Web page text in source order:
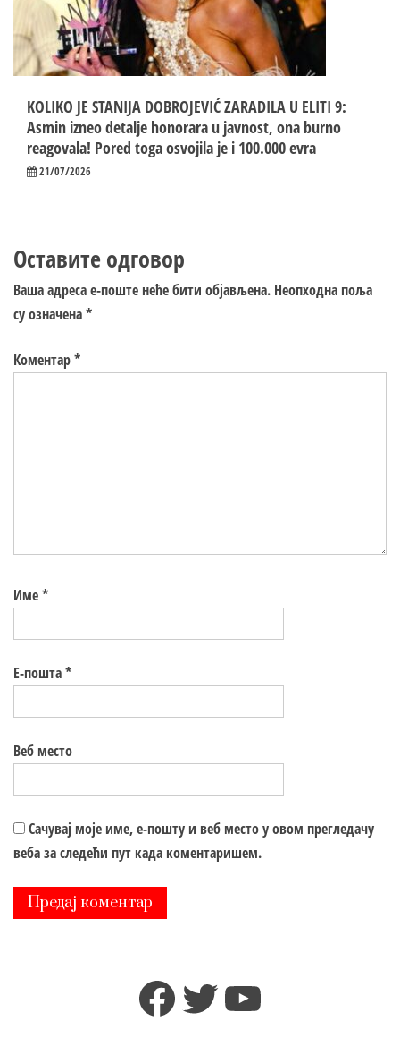
KOLIKO JE STANIJA DOBROJEVIĆ ZARADILA U ELITI 9:
Asmin izneo detalje honorara u javnost, ona burno
reagovala! Pored toga osvojila je i 100.000 evra
21/07/2026
Оставите одговор
Ваша адреса е-поште неће бити објављена. Неопходна поља
су означена*
Коментар*
Име*
Е-пошта*
Веб место
Сачувај моје име, е-пошту и веб место у овом прегледачу
веба за следећи пут када коментаришем.
Facebook
TwitterYouTube